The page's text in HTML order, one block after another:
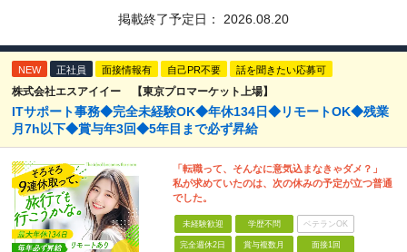
掲載終了予定日： 2026.08.20
NEW 正社員 面接情報有 自己PR不要 話を聞きたい応募可
株式会社エスアイイー 【東京プロマーケット上場】
ITサポート事務◆完全未経験OK◆年休134日◆リモートOK◆残業
月7h以下◆賞与年3回◆5年目まで必ず昇給
「転職って、そんなに意気込まなきゃダメ？」
私が求めていたのは、次の休みの予定が立つ普通
でした。
未経験歓迎 学歴不問 ベテランOK
完全週休2日 賞与複数月 面接1回